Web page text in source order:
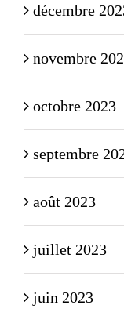
décembre
novembre
octobre 2023
septembre
août 2023
juillet 2023
juin 2023